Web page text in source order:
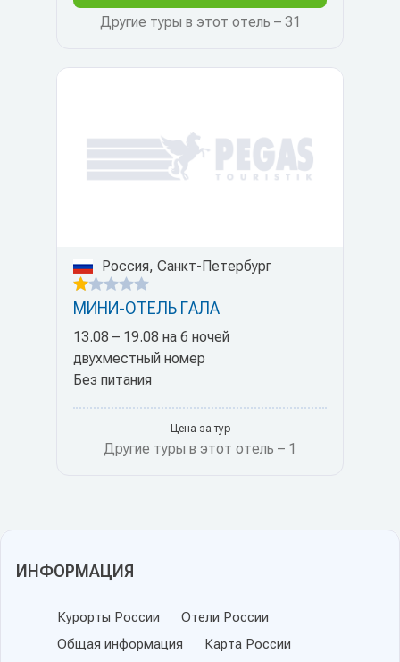
ИНФОРМАЦИЯ
Курорты России
Отели России
Общая информация
Карта России
Другие туры в этот отель – 31
Россия, Санкт-Петербург
МИНИ-ОТЕЛЬ ГАЛА
13.08 – 19.08 на 6 ночей
двухместный номер
Без питания
Другие туры в этот отель – 1
Цена за тур